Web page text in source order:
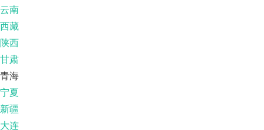
云南
西藏
陕西
甘肃
青海
宁夏
新疆
大连